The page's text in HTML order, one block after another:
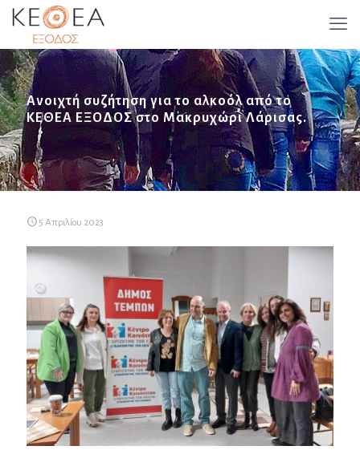
Ανοιχτή συζήτηση για το αλκοόλ από το
ΚΕΘΕΑ ΕΞΟΔΟΣ στο Μακρυχώρι Λάρισας.
5 Απριλίου 2023